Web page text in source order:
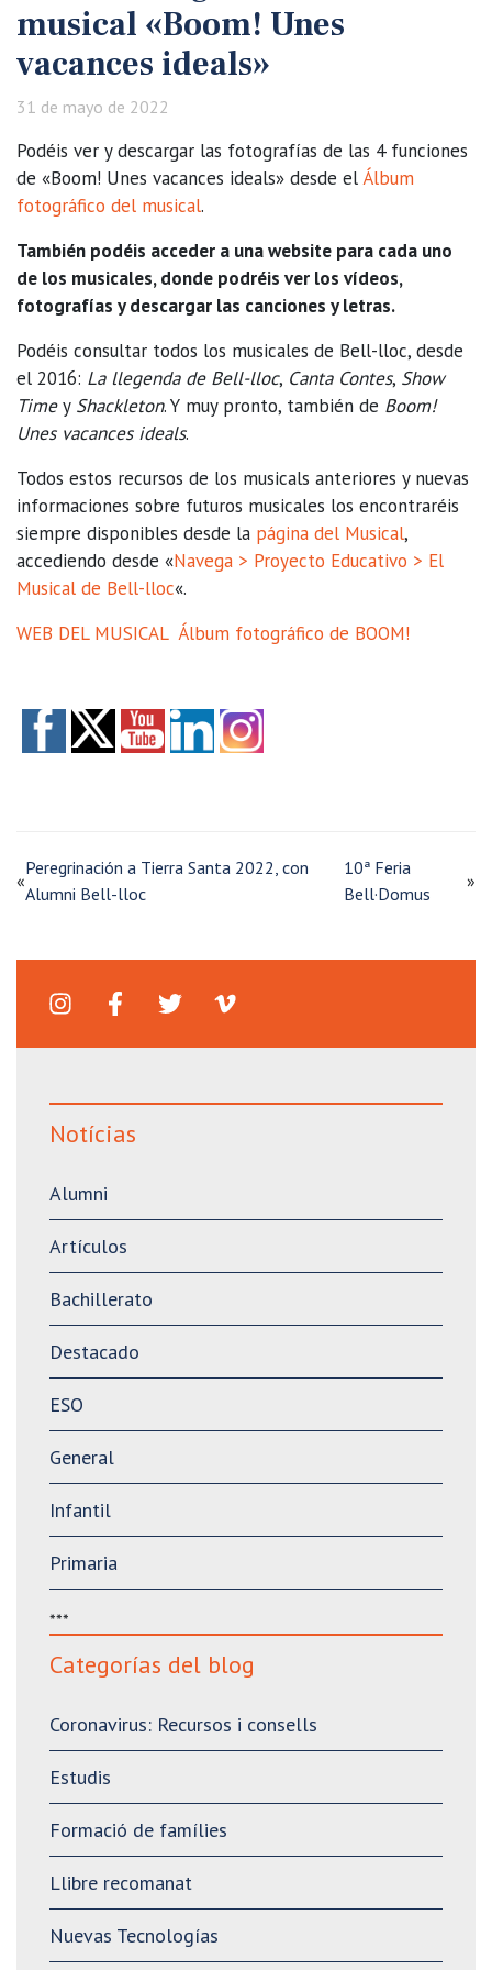
musical «Boom! Unes
vacances ideals»
31 de mayo de 2022
Podéis ver y descargar las fotografías de las 4 funciones
de «Boom! Unes vacances ideals» desde elÁlbum
fotográfico del musical.
También podéis acceder a una website para cada uno
de los musicales, donde podréis ver los vídeos,
fotografías y descargar las canciones y letras.
Podéis consultar todos los musicales de Bell-lloc, desde
el 2016: La llegenda de Bell-lloc, Canta Contes, Show
Timey Shackleton. Y muy pronto, también de Boom!
Unes vacances ideals.
Todos estos recursos de los musicals anteriores y nuevas
informaciones sobre futuros musicales los encontraréis
siempre disponibles desde la página del Musical,
accediendo desde «Navega > Proyecto Educativo > El
Musical de Bell-lloc«.
WEB DEL MUSICAL Álbum fotográfico de BOOM!
«
Peregrinación a Tierra Santa 2022, con
Alumni Bell-lloc
10ª Feria
Bell·Domus
»
Notícias
Alumni
Artículos
Bachillerato
Destacado
ESO
General
Infantil
Primaria
***
Categorías del blog
Coronavirus: Recursos i consells
Estudis
Formació de famílies
Llibre recomanat
Nuevas Tecnologías